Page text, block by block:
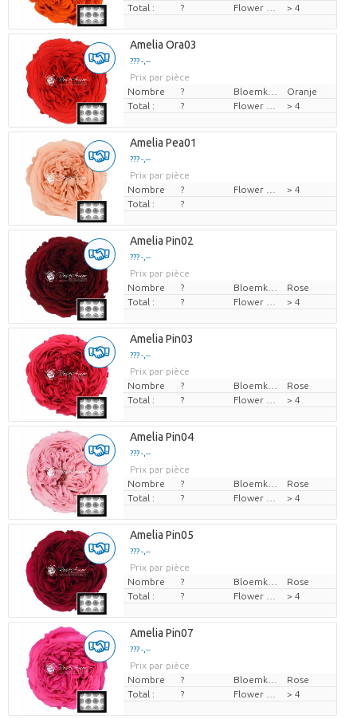
Total :
? > 4
Amelia Ora03
??? -,--
Prix par pièce
Nombre
?
Oranje
Total :
? > 4
Amelia Pea01
??? -,--
Prix par pièce
Nombre
?
> 4
Total :
?
Amelia Pin02
??? -,--
Prix par pièce
Nombre
?
Rose
Total :
? > 4
Amelia Pin03
??? -,--
Prix par pièce
Nombre
?
Rose
Total :
? > 4
Amelia Pin04
??? -,--
Prix par pièce
Nombre
?
Rose
Total :
? > 4
Amelia Pin05
??? -,--
Prix par pièce
Nombre
?
Rose
Total :
? > 4
Amelia Pin07
??? -,--
Prix par pièce
Nombre
?
Rose
Total :
? > 4